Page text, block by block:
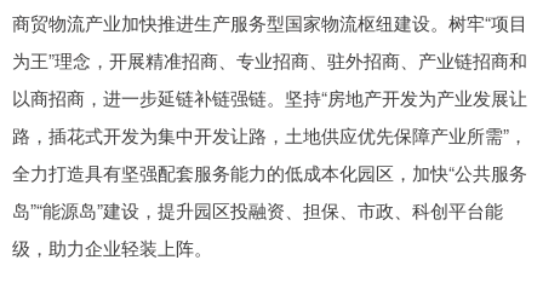
商贸物流产业加快推进生产服务型国家物流枢纽建设。树牢“项目
为王”理念，开展精准招商、专业招商、驻外招商、产业链招商和
以商招商，进一步延链补链强链。坚持“房地产开发为产业发展让
路，插花式开发为集中开发让路，土地供应优先保障产业所需”，
全力打造具有坚强配套服务能力的低成本化园区，加快“公共服务
岛”“能源岛”建设，提升园区投融资、担保、市政、科创平台能
级，助力企业轻装上阵。